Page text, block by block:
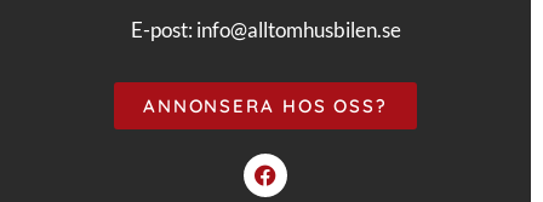
E-post: info@alltomhusbilen.se
ANNONSERA HOS OSS?